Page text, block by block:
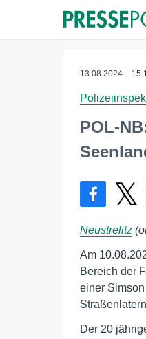
13.08.2024 –
POL-
Neustrelitz
Am
Bereich der
einer
Der 20